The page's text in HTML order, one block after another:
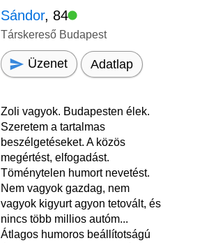
Sándor, 84
Társkereső Budapest
Üzenet Adatlap
Zoli vagyok. Budapesten élek.
Szeretem a tartalmas
beszélgetéseket. A közös
megértést, elfogadást.
Töménytelen humort nevetést.
Nem vagyok gazdag, nem
vagyok kigyurt agyon tetovált, és
nincs több millios autóm...
Átlagos humoros beállítotságú